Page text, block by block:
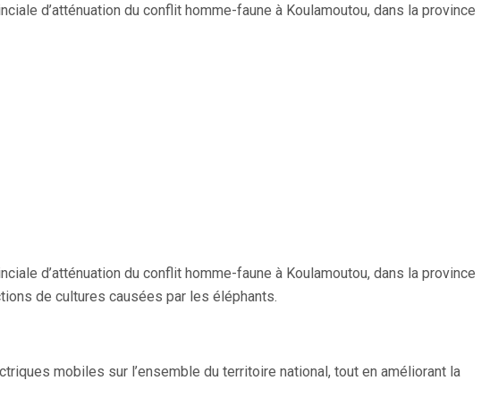
d’atténuation du conflit homme-faune à Koulamoutou, dans la province
d’atténuation du conflit homme-faune à Koulamoutou, dans la province
de cultures causées par les éléphants.
mobiles sur l’ensemble du territoire national, tout en améliorant la